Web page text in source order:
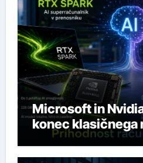
Microsoft in
konec klasičnega